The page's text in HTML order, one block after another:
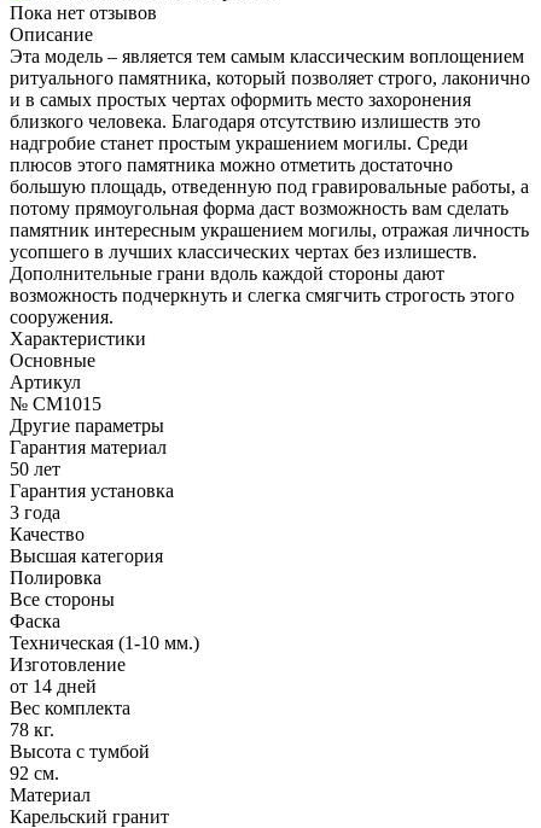
Пока нет отзывов
Описание
Эта модель – является тем самым классическим воплощением
ритуального памятника, который позволяет строго, лаконично
и в самых простых чертах оформить место захоронения
близкого человека. Благодаря отсутствию излишеств это
надгробие станет простым украшением могилы. Среди
плюсов этого памятника можно отметить достаточно
большую площадь, отведенную под гравировальные работы, а
потому прямоугольная форма даст возможность вам сделать
памятник интересным украшением могилы, отражая личность
усопшего в лучших классических чертах без излишеств.
Дополнительные грани вдоль каждой стороны дают
возможность подчеркнуть и слегка смягчить строгость этого
сооружения.
Характеристики
Основные
Артикул
№ CM1015
Другие параметры
Гарантия материал
50 лет
Гарантия установка
3 года
Качество
Высшая категория
Полировка
Все стороны
Фаска
Техническая (1-10 мм.)
Изготовление
от 14 дней
Вес комплекта
78 кг.
Высота с тумбой
92 см.
Материал
Карельский гранит